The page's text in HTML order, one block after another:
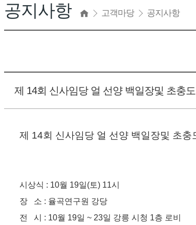
공지사항 고객마당 공지사항
제 14회 신사임당 얼 선양 백일장및 초충
제 14회 신사임당 얼 선양 백일장및 초충
시상식 : 10월 19일(토) 11시
장 소 : 율곡연구원 강당
전 시 : 10월 19일 ~ 23일 강릉 시청 1층 로비